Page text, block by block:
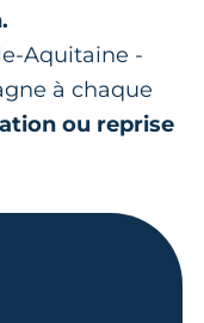
Aquitaine -
à chaque
ou reprise